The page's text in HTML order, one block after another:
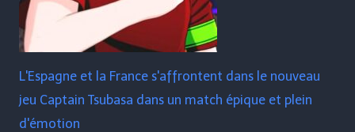
L'Espagne et la France s'affrontent dans le nouveau
jeu Captain Tsubasa dans un match épique et plein
d'émotion